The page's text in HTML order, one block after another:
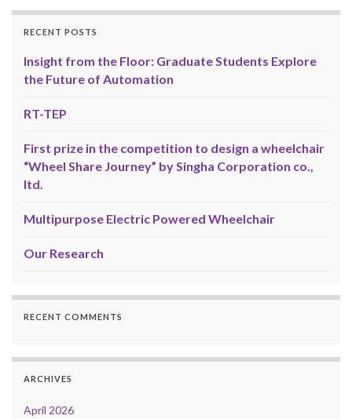
RECENT POSTS
Insight from the Floor: Graduate Students Explore
the Future of Automation
RT-TEP
First prize in the competition to design a wheelchair
“Wheel Share Journey” by Singha Corporation co.,
ltd.
Multipurpose Electric Powered Wheelchair
Our Research
RECENT COMMENTS
ARCHIVES
April 2026